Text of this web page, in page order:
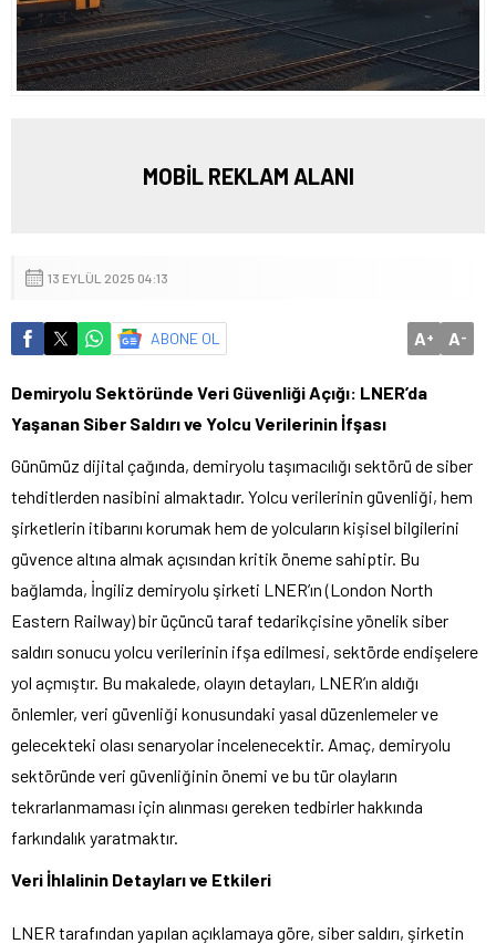
MOBİL REKLAM ALANI
13 EYLÜL 2025 04:13
ABONE OL A+ A-
Demiryolu Sektöründe Veri Güvenliği Açığı: LNER’da
Yaşanan Siber Saldırı ve Yolcu Verilerinin İfşası
Günümüz dijital çağında, demiryolu taşımacılığı sektörü de siber
tehditlerden nasibini almaktadır. Yolcu verilerinin güvenliği, hem
şirketlerin itibarını korumak hem de yolcuların kişisel bilgilerini
güvence altına almak açısından kritik öneme sahiptir. Bu
bağlamda, İngiliz demiryolu şirketi LNER’ın (London North
Eastern Railway) bir üçüncü taraf tedarikçisine yönelik siber
saldırı sonucu yolcu verilerinin ifşa edilmesi, sektörde endişelere
yol açmıştır. Bu makalede, olayın detayları, LNER’ın aldığı
önlemler, veri güvenliği konusundaki yasal düzenlemeler ve
gelecekteki olası senaryolar incelenecektir. Amaç, demiryolu
sektöründe veri güvenliğinin önemi ve bu tür olayların
tekrarlanmaması için alınması gereken tedbirler hakkında
farkındalık yaratmaktır.
Veri İhlalinin Detayları ve Etkileri
LNER tarafından yapılan açıklamaya göre, siber saldırı, şirketin